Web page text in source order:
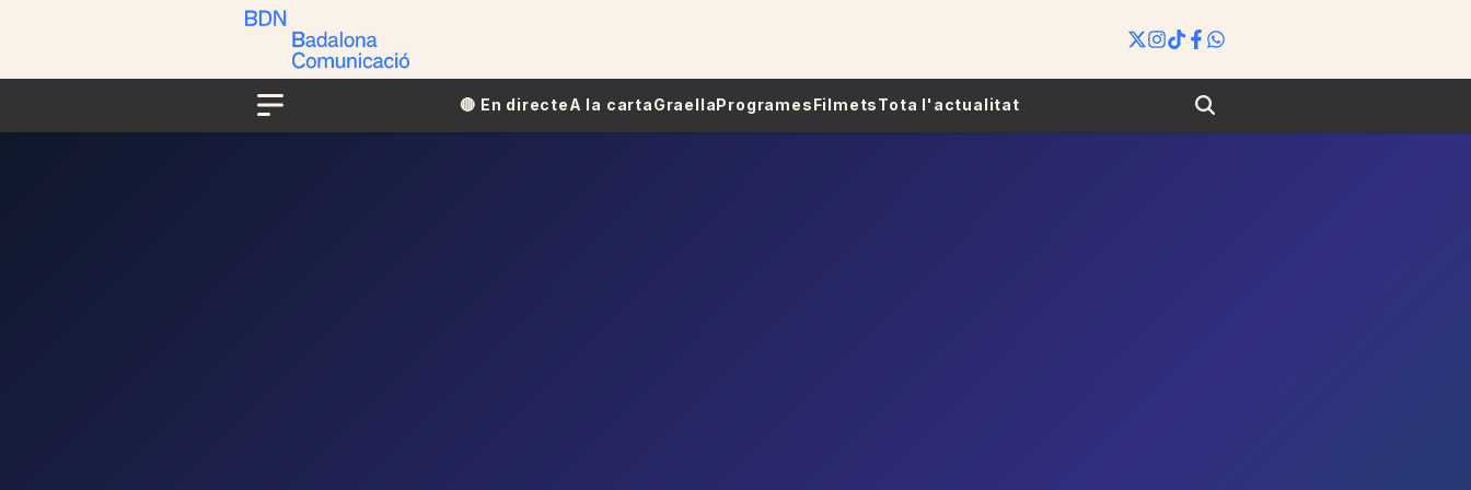
Menu
🔴​​ En directeA la cartaGraellaProgramesFilmetsTota l'actualitat Search